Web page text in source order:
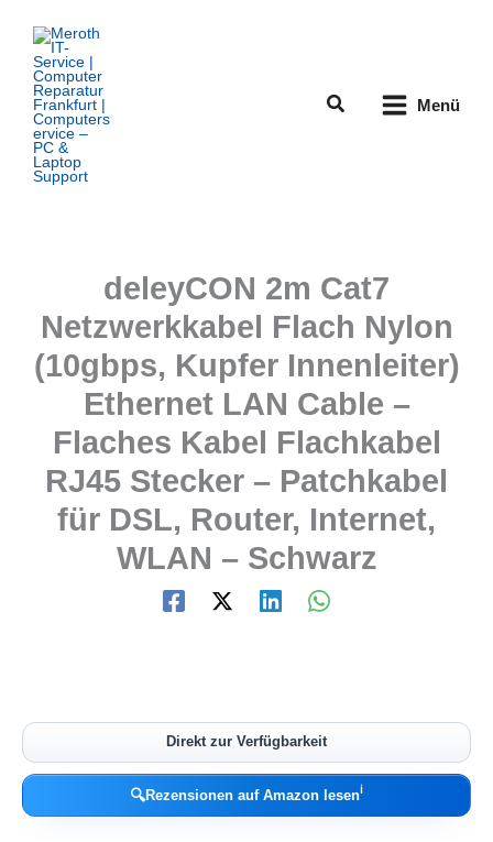
Inhalt
springen
Suchen Menü
deleyCON 2m Cat7
Netzwerkkabel Flach Nylon
(10gbps, Kupfer Innenleiter)
Ethernet LAN Cable –
Flaches Kabel Flachkabel
RJ45 Stecker – Patchkabel
für DSL, Router, Internet,
WLAN – Schwarz
Direkt zur Verfügbarkeit
🔍Rezensionen auf Amazon lesenℹ︎